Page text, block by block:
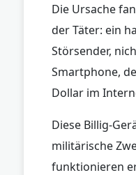
Die Ursache
der Täter: ein
Störsender,
Smartphone,
Dollar im
Diese Billig-
militärische
funktionieren